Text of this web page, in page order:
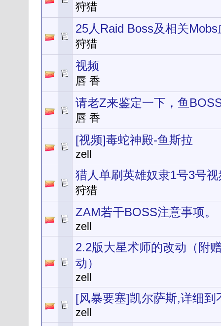
狩猎
25人Raid Boss及相关
狩猎
视频
唇 香
请老Z来鉴定一下，鱼
唇 香
[视频]毒蛇神殿-鱼斯拉
zell
猎人单刷英雄奴隶1号3号
狩猎
ZAM若干BOSS注意事项。
zell
2.2版大星术师的改动（附
动）
zell
[风暴要塞]凯尔萨斯,详细到
zell